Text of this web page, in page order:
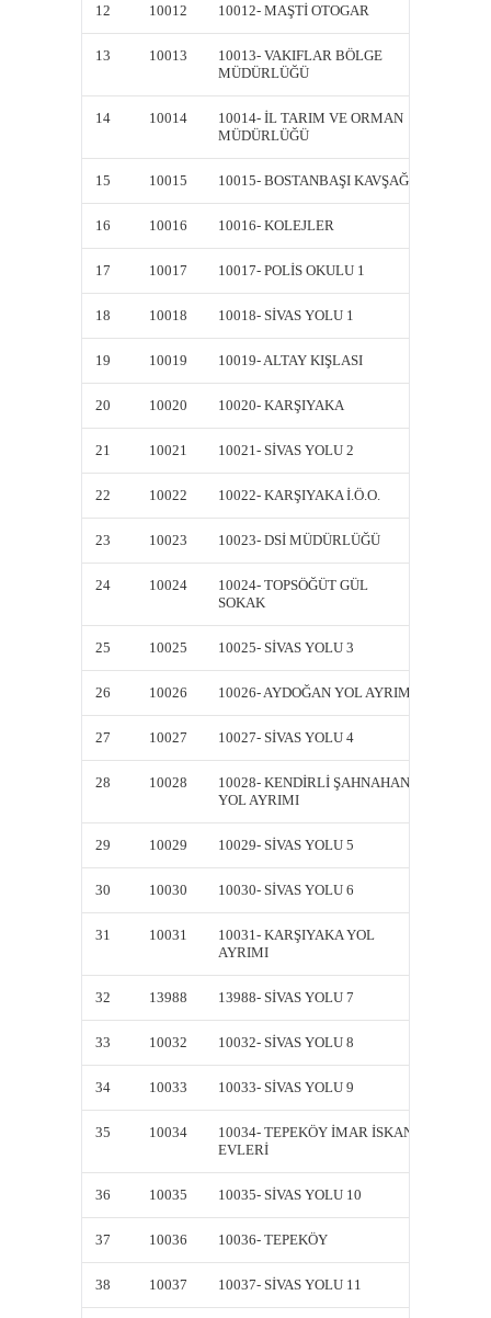
12 10012 10012- MAŞTİ OTOGAR
13 10013
10013- VAKIFLAR BÖLGE
MÜDÜRLÜĞÜ
14 10014
10014- İL TARIM VE ORMAN
MÜDÜRLÜĞÜ
15 10015 10015- BOSTANBAŞI KAVŞAĞI
16 10016 10016- KOLEJLER
17 10017 10017- POLİS OKULU 1
18 10018 10018- SİVAS YOLU 1
19 10019 10019- ALTAY KIŞLASI
20 10020 10020- KARŞIYAKA
21 10021 10021- SİVAS YOLU 2
22 10022 10022- KARŞIYAKA İ.Ö.O.
23 10023 10023- DSİ MÜDÜRLÜĞÜ
24 10024
10024- TOPSÖĞÜT GÜL
SOKAK
25 10025 10025- SİVAS YOLU 3
26 10026 10026- AYDOĞAN YOL AYRIMI
27 10027 10027- SİVAS YOLU 4
28 10028
10028- KENDİRLİ ŞAHNAHAN
YOL AYRIMI
29 10029 10029- SİVAS YOLU 5
30 10030 10030- SİVAS YOLU 6
31 10031
10031- KARŞIYAKA YOL
AYRIMI
32 13988 13988- SİVAS YOLU 7
33 10032 10032- SİVAS YOLU 8
34 10033 10033- SİVAS YOLU 9
35 10034
10034- TEPEKÖY İMAR İSKAN
EVLERİ
36 10035 10035- SİVAS YOLU 10
37 10036 10036- TEPEKÖY
38 10037 10037- SİVAS YOLU 11